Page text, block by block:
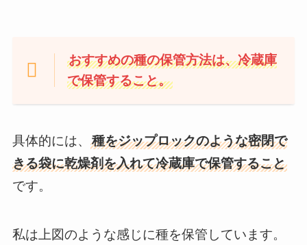
おすすめの種の保管方法は、冷蔵庫
で保管すること。
具体的には、 種をジップロックのような密閉で
きる袋に乾燥剤を入れて冷蔵庫で保管すること
です。
私は上図のような感じに種を保管しています。